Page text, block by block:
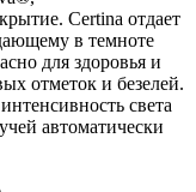
Certina отдает
в темноте
для здоровья и
отметок и безелей.
света
автоматически